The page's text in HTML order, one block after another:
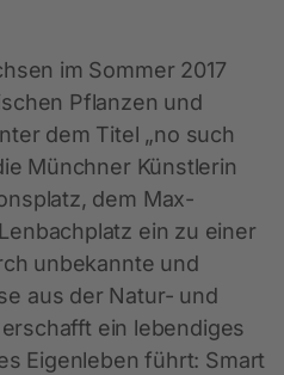
im Sommer 2017
Pflanzen und
dem Titel „no such
Münchner Künstlerin
dem Max-
ein zu einer
unbekannte und
aus der Natur- und
ein lebendiges
Eigenleben führt: Smart